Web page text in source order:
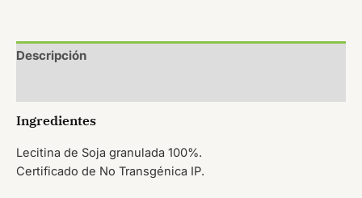
Descripción
Ingredientes
Lecitina de Soja granulada 100%.
Certificado de No Transgénica IP.